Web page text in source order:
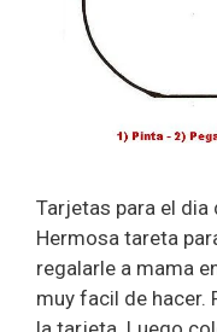
Tarjetas para el dia
Hermosa tareta
regalarle a mama
muy facil de hacer.